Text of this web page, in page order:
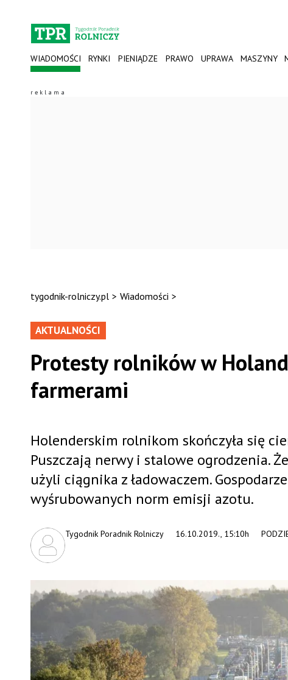
WIADOMOŚCI RYNKI PIENIĄDZE PRAWO UPRAWA MASZYNY
tygodnik-rolniczy.pl > Wiadomości >
AKTUALNOŚCI
Protesty rolników w
farmerami
16.10.2019., 15:10h
Tygodnik Poradnik Rolniczy
Holenderskim rolnikom skończyła się
Puszczają nerwy i stalowe ogrodzenia.
użyli ciągnika z ładowaczem.
wyśrubowanych norm emisji azotu.